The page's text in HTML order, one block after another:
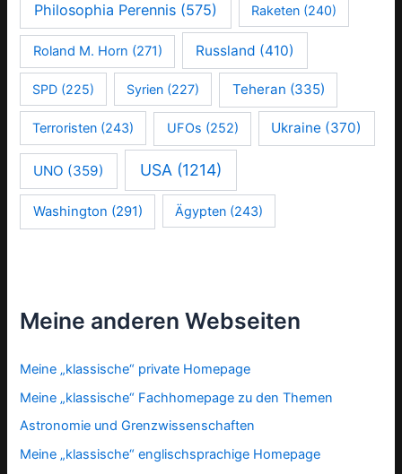
Philosophia Perennis (575) Raketen(240)
Roland M. Horn (271) Russland (410)
SPD (225) Syrien (227) Teheran (335)
Terroristen (243) UFOs (252) Ukraine (370)
UNO (359) USA (1214)
Washington (291) Ägypten (243)
Meine anderen Webseiten
Meine „klassische“ private Homepage
Meine „klassische“ Fachhomepage zu den Themen
Astronomie und Grenzwissenschaften
Meine „klassische“ englischsprachige Homepage